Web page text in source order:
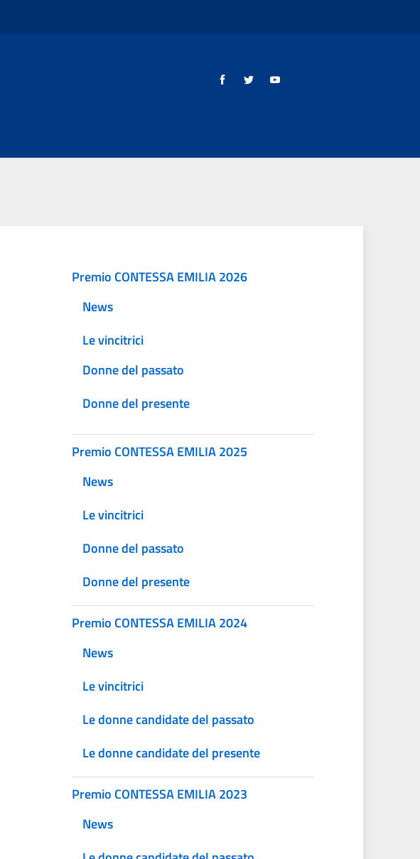
Premio CONTESSA EMILIA 2026
News
Le vincitrici
Donne del passato
Donne del presente
Premio CONTESSA EMILIA 2025
News
Le vincitrici
Donne del passato
Donne del presente
Premio CONTESSA EMILIA 2024
News
Le vincitrici
Le donne candidate del passato
Le donne candidate del presente
Premio CONTESSA EMILIA 2023
News